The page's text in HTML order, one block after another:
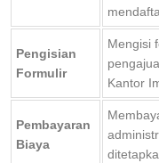
Pengisian
Formulir
Mengisi
Kantor
Pembayaran
Biaya